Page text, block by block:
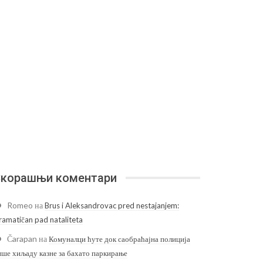
коментари
Romeo наBrus i Aleksandrovac pred nestajanjem:
pad nataliteta
Čarapan наКомуналци ћуте док саобраћајна полиција
хиљаду казне за бахато паркирање